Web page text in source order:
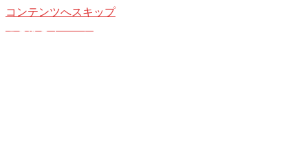
コンテンツへスキップ